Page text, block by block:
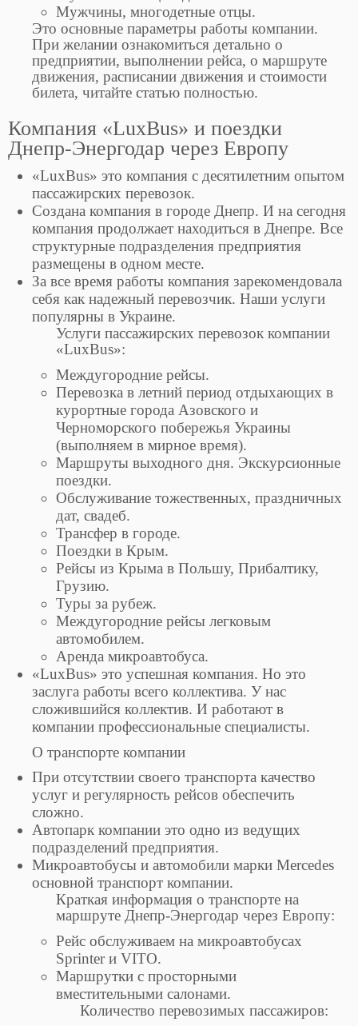
Мужчины, многодетные отцы.
Это основные параметры работы компании.
При желании ознакомиться детально о
предприятии, выполнении рейса, о маршруте
движения, расписании движения и стоимости
билета, читайте статью полностью.
Компания «LuxBus» и поездки
Днепр-Энергодар через Европу
«LuxBus» это компания с десятилетним опытом
пассажирских перевозок.
Создана компания в городе Днепр. И на сегодня
компания продолжает находиться в Днепре. Все
структурные подразделения предприятия
размещены в одном месте.
За все время работы компания зарекомендовала
себя как надежный перевозчик. Наши услуги
популярны в Украине.
Услуги пассажирских перевозок компании
«LuxBus»:
Междугородние рейсы.
Перевозка в летний период отдыхающих в
курортные города Азовского и
Черноморского побережья Украины
(выполняем в мирное время).
Маршруты выходного дня. Экскурсионные
поездки.
Обслуживание тожественных, праздничных
дат, свадеб.
Трансфер в городе.
Поездки в Крым.
Рейсы из Крыма в Польшу, Прибалтику,
Грузию.
Туры за рубеж.
Междугородние рейсы легковым
автомобилем.
Аренда микроавтобуса.
«LuxBus» это успешная компания. Но это
заслуга работы всего коллектива. У нас
сложившийся коллектив. И работают в
компании профессиональные специалисты.
О транспорте компании
При отсутствии своего транспорта качество
услуг и регулярность рейсов обеспечить
сложно.
Автопарк компании это одно из ведущих
подразделений предприятия.
Микроавтобусы и автомобили марки Mercedes
основной транспорт компании.
Краткая информация о транспорте на
маршруте Днепр-Энергодар через Европу:
Рейс обслуживаем на микроавтобусах
Sprinter и VITO.
Маршрутки с просторными
вместительными салонами.
Количество перевозимых пассажиров: